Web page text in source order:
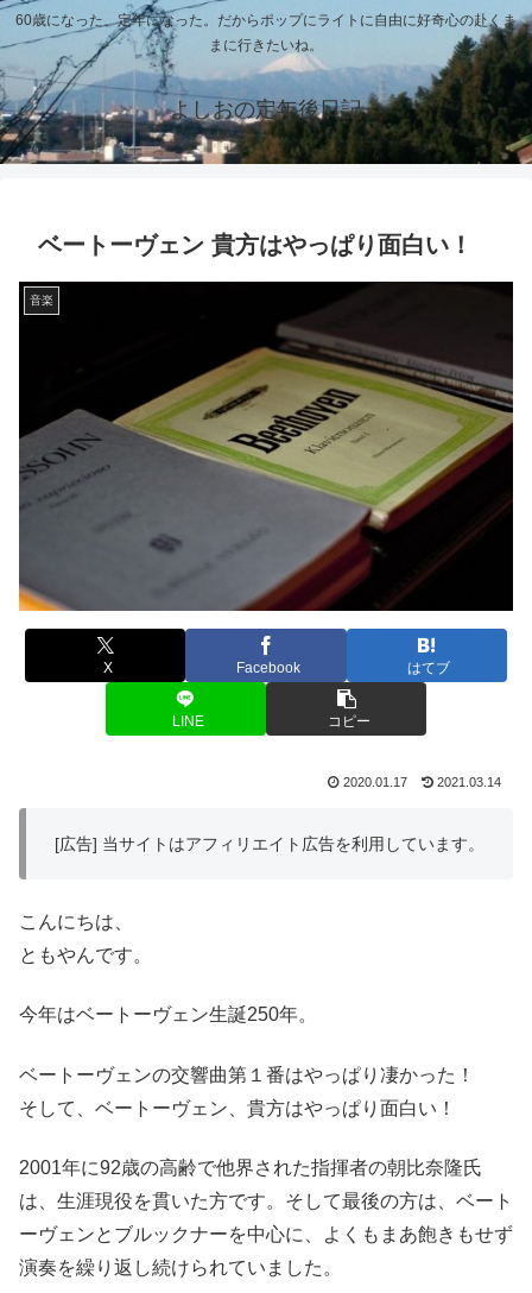
60歳になった、定年になった。だからポップにライトに自由に好奇心の赴くま
まに行きたいね。
よしおの定年後日記
ベートーヴェン 貴方はやっぱり面白い！
音楽
X Facebook はてブ
LINE コピー
2020.01.17 2021.03.14
[広告] 当サイトはアフィリエイト広告を利用しています。
こんにちは、
ともやんです。
今年はベートーヴェン生誕250年。
ベートーヴェンの交響曲第１番はやっぱり凄かった！
そして、ベートーヴェン、貴方はやっぱり面白い！
2001年に92歳の高齢で他界された指揮者の朝比奈隆氏
は、生涯現役を貫いた方です。そして最後の方は、ベート
ーヴェンとブルックナーを中心に、よくもまあ飽きもせず
演奏を繰り返し続けられていました。